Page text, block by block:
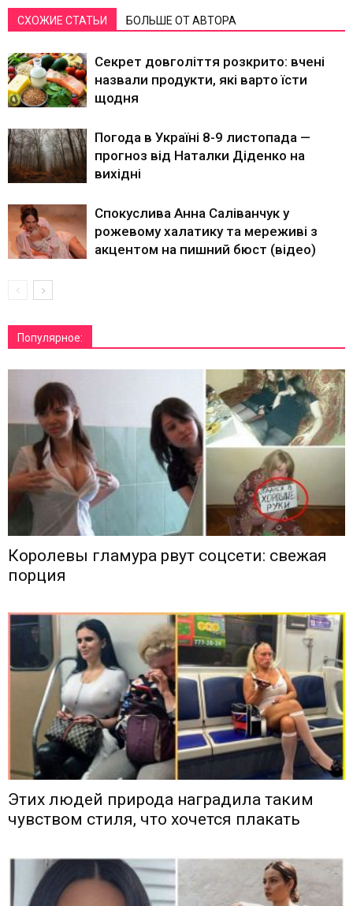
СХОЖИЕ СТАТЬИ БОЛЬШЕ ОТ АВТОРА
Секрет довголіття розкрито: вчені
назвали продукти, які варто їсти
щодня
Погода в Україні 8-9 листопада —
прогноз від Наталки Діденко на
вихідні
Спокуслива Анна Саліванчук у
рожевому халатику та мереживі з
акцентом на пишний бюст (відео)
Популярное:
Королевы гламура рвут соцсети: свежая
порция
Этих людей природа наградила таким
чувством стиля, что хочется плакать